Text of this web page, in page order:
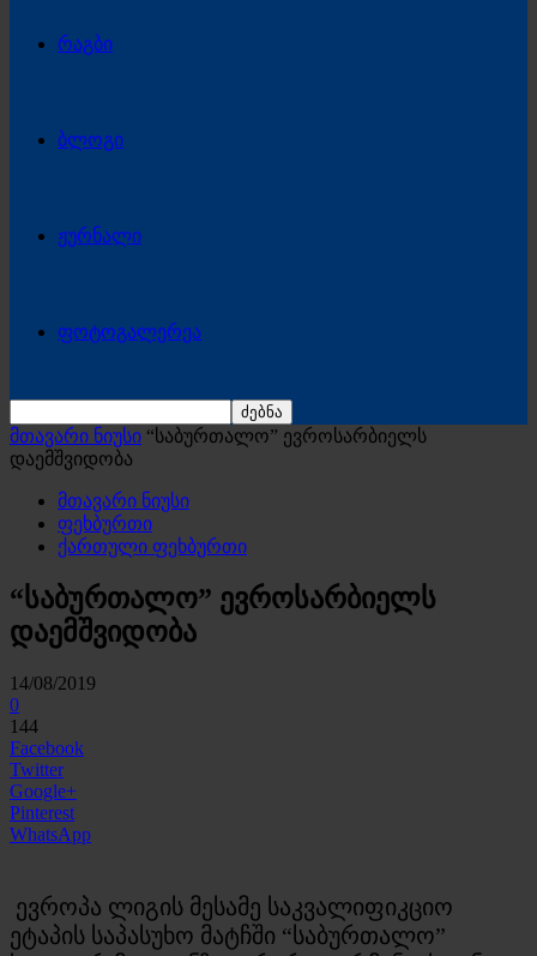
რაგბი
ბლოგი
ჟურნალი
ფოტოგალერეა
მთავარი ნიუსი “საბურთალო” ევროსარბიელს
დაემშვიდობა
მთავარი ნიუსი
ფეხბურთი
ქართული ფეხბურთი
“საბურთალო” ევროსარბიელს
დაემშვიდობა
14/08/2019
0
144
Facebook
Twitter
Google+
Pinterest
WhatsApp
ევროპა ლიგის მესამე საკვალიფიკციო
ეტაპის საპასუხო მატჩში “საბურთალო”